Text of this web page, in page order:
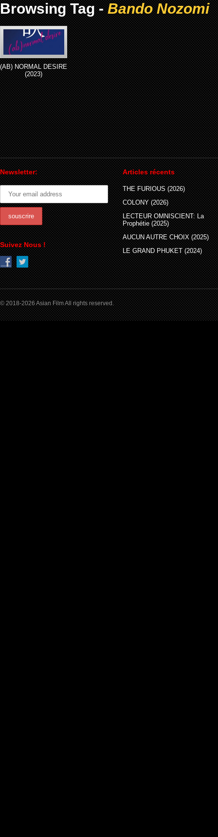
Browsing Tag -Bando Nozomi
(AB) NORMAL DESIRE
(2023)
Newsletter:
Suivez Nous !
Articles récents
THE FURIOUS (2026)
COLONY (2026)
LECTEUR OMNISCIENT: La
Prophétie (2025)
AUCUN AUTRE CHOIX (2025)
LE GRAND PHUKET (2024)
© 2018-2026 Asian Film All rights reserved.